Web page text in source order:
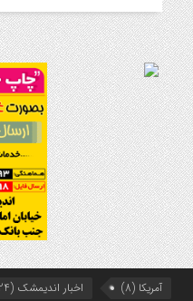
8 ماه قبل
خداحافظی سراج الدین با
8 ماه قبل
هفتمین همایش بانوان
9 ماه قبل
برگزاری رویداد ملی جامعه
آمریکا (8) اخبار اندیمشک (24)